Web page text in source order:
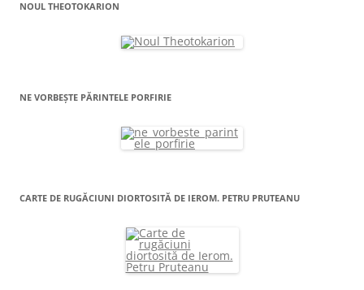
NOUL THEOTOKARION
NE VORBEȘTE PĂRINTELE PORFIRIE
CARTE DE RUGĂCIUNI DIORTOSITĂ DE IEROM. PETRU PRUTEANU